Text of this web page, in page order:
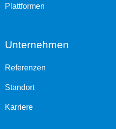
Plattformen
Unternehmen
Referenzen
Standort
Karriere